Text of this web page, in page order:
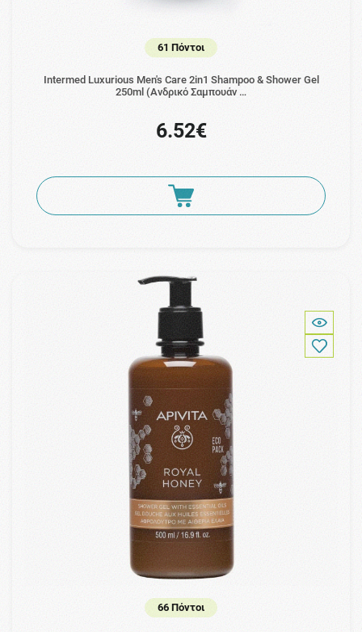
61 Πόντοι
Intermed Luxurious Men's Care 2in1 Shampoo & Shower Gel
250ml (Ανδρικό Σαμπουάν …
6.52€
66 Πόντοι